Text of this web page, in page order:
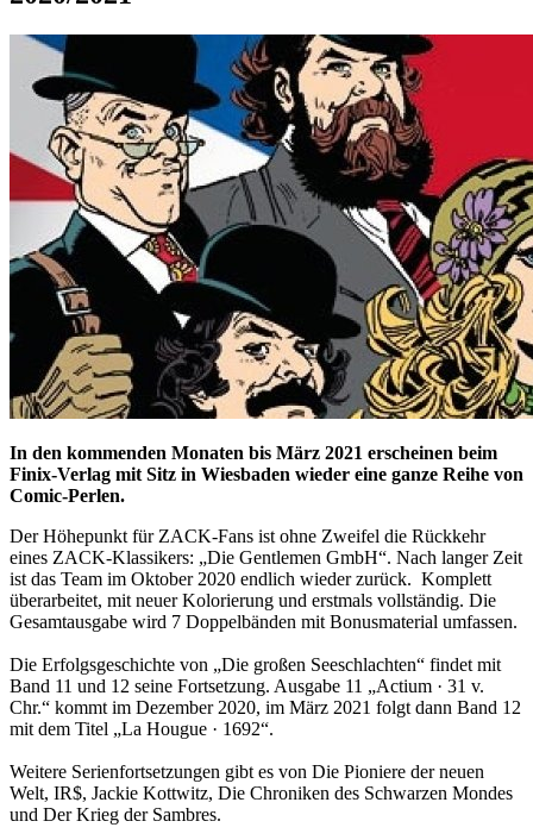
In den kommenden Monaten bis März 2021 erscheinen beim
Finix-Verlag mit Sitz in Wiesbaden wieder eine ganze Reihe von
Comic-Perlen.
Der Höhepunkt für ZACK-Fans ist ohne Zweifel die Rückkehr
eines ZACK-Klassikers: „Die Gentlemen GmbH“. Nach langer Zeit
ist das Team im Oktober 2020 endlich wieder zurück. Komplett
überarbeitet, mit neuer Kolorierung und erstmals vollständig. Die
Gesamtausgabe wird 7 Doppelbänden mit Bonusmaterial umfassen.
Die Erfolgsgeschichte von „Die großen Seeschlachten“ findet mit
Band 11 und 12 seine Fortsetzung. Ausgabe 11 „Actium · 31 v.
Chr.“ kommt im Dezember 2020, im März 2021 folgt dann Band 12
mit dem Titel „La Hougue · 1692“.
Weitere Serienfortsetzungen gibt es von Die Pioniere der neuen
Welt, IR$, Jackie Kottwitz, Die Chroniken des Schwarzen Mondes
und Der Krieg der Sambres.